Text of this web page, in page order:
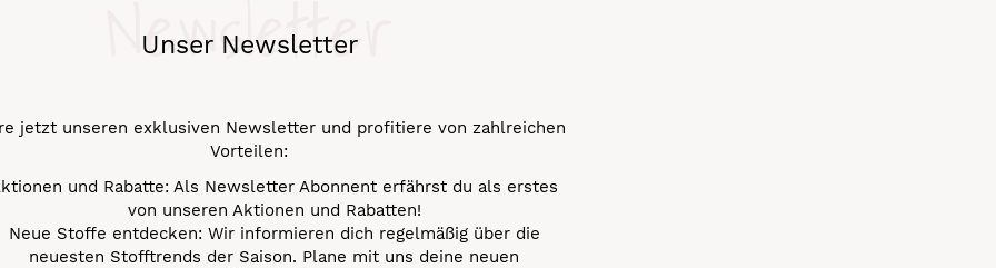
Unser Newsletter
Newsletter
jetzt unseren exklusiven Newsletter und profitiere von zahlreichen
Vorteilen:
und Rabatte: Als Newsletter Abonnent erfährst du als erstes
von unseren Aktionen und Rabatten!
Neue Stoffe entdecken: Wir informieren dich regelmäßig über die
neuesten Stofftrends der Saison. Plane mit uns deine neuen